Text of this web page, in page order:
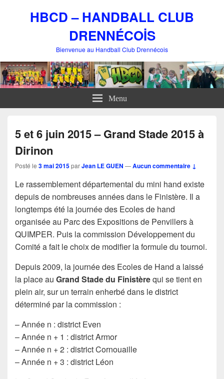
HBCD – HANDBALL CLUB
DRENNÉCOİS
Bienvenue au Handball Club Drennécois
Menu
5 et 6 juin 2015 – Grand Stade 2015 à
Dirinon
Posté le 3 mai 2015parJean LE GUEN —Aucun commentaire ↓
Le rassemblement départemental du mini hand existe
depuis de nombreuses années dans le Finistère. Il a
longtemps été la journée des Ecoles de hand
organisée au Parc des Expositions de Penvillers à
QUIMPER. Puis la commission Développement du
Comité a fait le choix de modifier la formule du tournoi.
Depuis 2009, la journée des Ecoles de Hand a laissé
la place au Grand Stade du Finistèrequi se tient en
plein air, sur un terrain enherbé dans le district
déterminé par la commission :
– Année n : district Even
– Année n + 1 : district Armor
– Année n + 2 : district Cornouaille
– Année n + 3 : district Léon